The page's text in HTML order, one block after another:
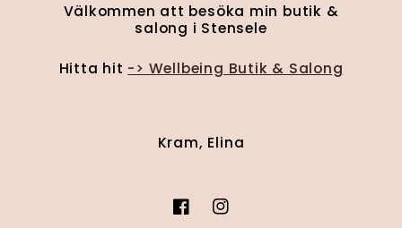
Välkommen att besöka min butik &
salong i Stensele
Hitta hit -> Wellbeing Butik & Salong
Kram, Elina
FacebookInstagram